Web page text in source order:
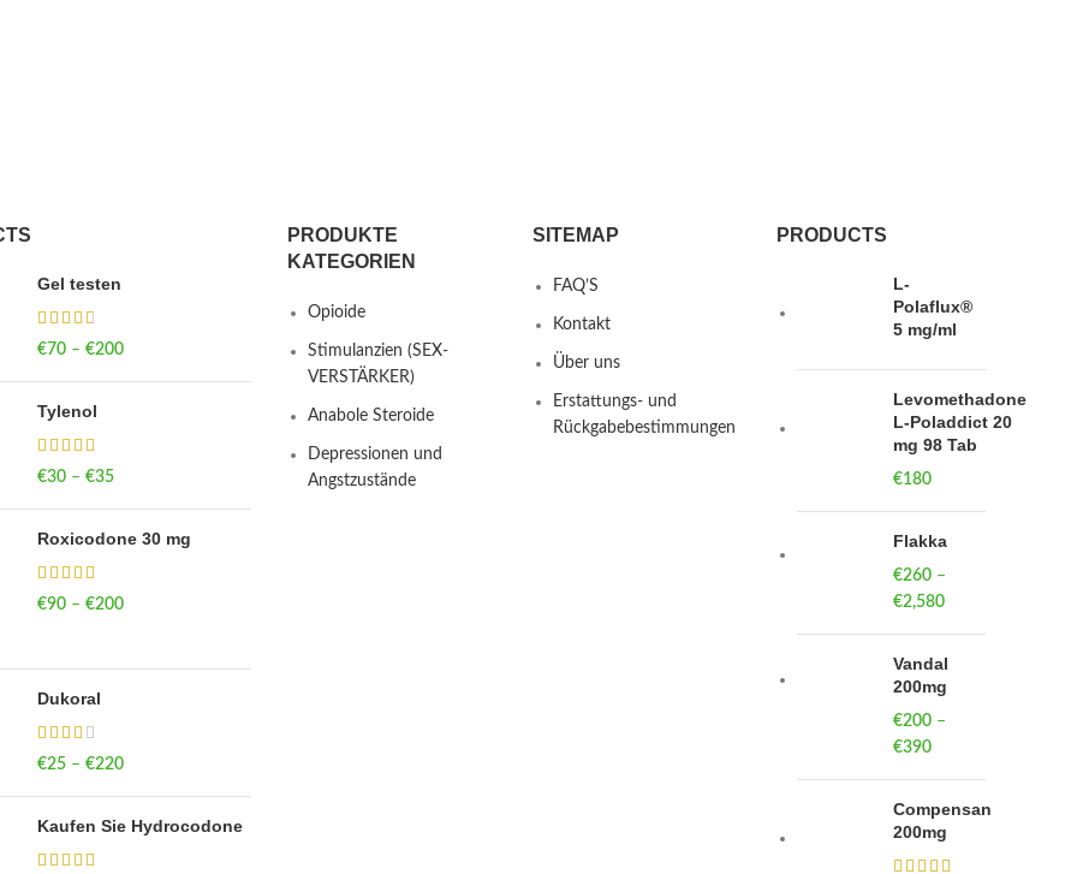
Gel testen
€70 – €200Price range: €70
Tylenol
€30 – €35Price range: €30
Roxicodone 30 mg
€90 – €200Price range: €90
Dukoral
€25 – €220Price range: €25
Kaufen Sie Hydrocodone
PRODUKTE
KATEGORIEN
Opioide
Stimulanzien (SEX-
VERSTÄRKER)
Anabole Steroide
Depressionen und
Angstzustände
SITEMAP
FAQ’S
Kontakt
Über uns
Erstattungs- und
Rückgabebestimmungen
PRODUCTS
L-
Polaflux®
5 mg/ml
Levomethadone
L-Poladdict 20
mg 98 Tab
€180
Flakka
€260 –
€2,580
€260
through
Vandal
200mg
€200 –
€390
through
Compensan
200mg